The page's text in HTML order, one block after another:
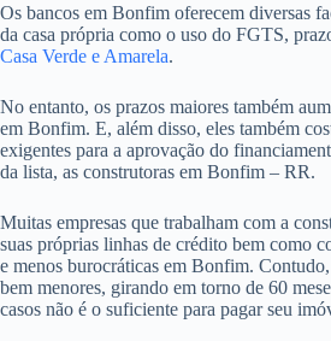
Os bancos em Bonfim oferecem diversas
da casa própria como o uso do FGTS,
Casa Verde e Amarela.
No entanto, os prazos maiores também
em Bonfim. E, além disso, eles também
exigentes para a aprovação do
da lista, as construtoras em Bonfim – RR.
Muitas empresas que trabalham com a
suas próprias linhas de crédito bem como
e menos burocráticas em Bonfim.
bem menores, girando em torno de 60
casos não é o suficiente para pagar seu